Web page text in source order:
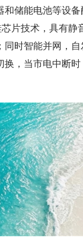
和储能电池等设
片技术，具有静
时智能并网，
，当市电中断